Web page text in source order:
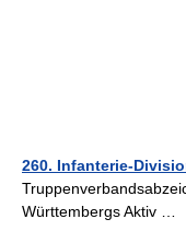
260. Infanterie-
Württembergs Aktiv …